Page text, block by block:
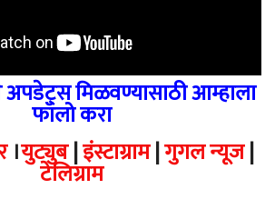
अपडेट्स मिळवण्यासाठी आम्हाला
फॉलो करा
।युट्युब|इंस्टाग्राम|गुगल न्यूज|
टेलिग्राम